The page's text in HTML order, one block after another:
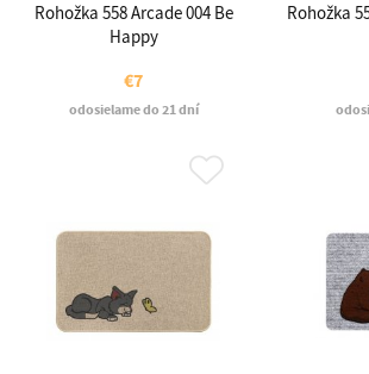
Rohožka 558 Arcade 004 Be
Happy
€7
odosielame do 21 dní
Rohožka